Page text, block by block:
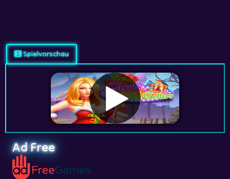
Spielvorschau
Ad Free